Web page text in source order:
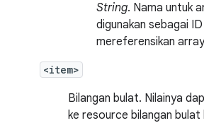
String. Nama untuk
digunakan sebagai
mereferensikan
<item>
Bilangan bulat. Nilainya
ke resource bilangan bulat